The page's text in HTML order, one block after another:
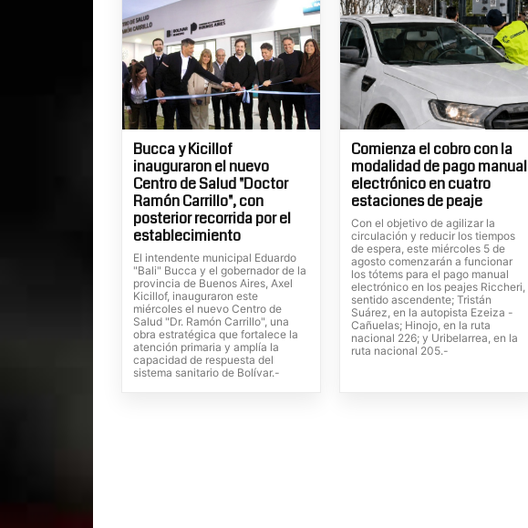
Bucca y Kicillof
inauguraron el nuevo
Centro de Salud "Doctor
Ramón Carrillo", con
posterior recorrida por el
establecimiento
El intendente municipal Eduardo
"Bali" Bucca y el gobernador de la
provincia de Buenos Aires, Axel
Kicillof, inauguraron este
miércoles el nuevo Centro de
Salud "Dr. Ramón Carrillo", una
obra estratégica que fortalece la
atención primaria y amplía la
capacidad de respuesta del
sistema sanitario de Bolívar.-
Comienza el cobro con la
modalidad de pago manual
electrónico en cuatro
estaciones de peaje
Con el objetivo de agilizar la
circulación y reducir los tiempos
de espera, este miércoles 5 de
agosto comenzarán a funcionar
los tótems para el pago manual
electrónico en los peajes Riccheri,
sentido ascendente; Tristán
Suárez, en la autopista Ezeiza -
Cañuelas; Hinojo, en la ruta
nacional 226; y Uribelarrea, en la
ruta nacional 205.-